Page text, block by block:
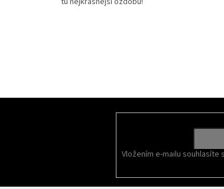
Vložením e-mailu souhlasíte s